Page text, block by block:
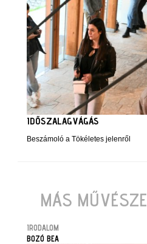
IDŐSZALAGVÁGÁS
Beszámoló a Tökéletes jelenről
MÁS
IRODALOM
BOZÓ BEA